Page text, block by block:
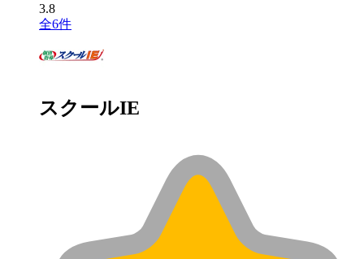
3.8
全6件
スクールIE